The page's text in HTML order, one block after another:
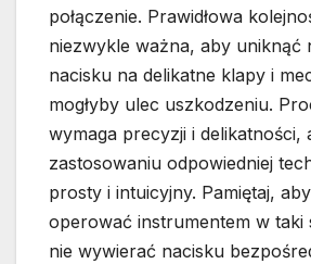
połączenie. Prawidłowa
niezwykle ważna, aby uniknąć
nacisku na delikatne klapy i
mogłyby ulec uszkodzeniu.
wymaga precyzji i delikatności,
zastosowaniu odpowiedniej
prosty i intuicyjny. Pamiętaj,
operować instrumentem w taki
nie wywierać nacisku